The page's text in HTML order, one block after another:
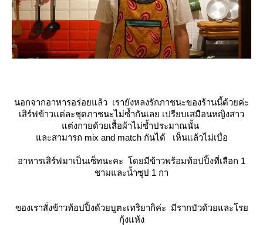
นอกจากอาหารอร่อยแล้ว เรายังหลงรักภาชนะของร้านนี้ด้วยค่ะ
เสิร์ฟข้าวแต่ละชุดภาชนะไม่ซ้ำกันเลย เปรียบเสมือนหญิงสาว
ต่งกายด้วยเสื้อผ้าไม่ซ้ำประมาณนั้น
ละสามารถ mix and match กันได้ เห็นแล้วไม่เบื่อ
อาหารเสิร์ฟมาเป็นเซ็ทนะคะ ดยมีข้าวพร้อมท้อปปิ้งที่เลือก 1
ชามและน้ำซุป 1 กา
ของเราสั่งข้าวท้อปปิ้งด้วยบูตะเทริยากิค่ะ มีรากบัวด้วยและโร
กุ้งแห้ง